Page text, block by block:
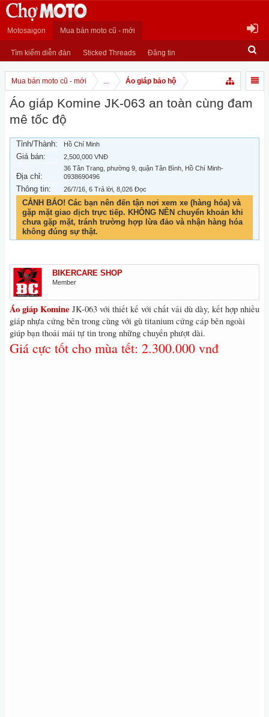
Motosaigon Mua bán moto cũ - mới
Tìm kiếm diễn đàn Sticked Threads Đăng tin
Mua bán moto cũ - mới ... Áo giáp bảo hộ
Áo giáp Komine JK-063 an toàn cùng đam
mê tốc độ
Tỉnh/Thành: Hồ Chí Minh
Giá bán: 2,500,000 VNĐ
Địa chỉ:
36 Tân Trang, phường 9, quận Tân Bình, Hồ Chí Minh-
0938690496
Thông tin: 26/7/16 , 6 Trả lời, 8,026 Đọc
CẢNH BÁO! Các bạn nên đến tận nơi xem xe (hàng hóa) và
gặp mặt giao dịch trực tiếp. KHÔNG NÊN chuyển khoản khi
chưa gặp mặt, tránh trường hợp lừa đảo và nhận hàng hóa
không đúng sự thật.
BIKERCARE SHOP
Member
Áo giáp Komine JK-063 với thiết kế với chất vải dù dày, kết hợp nhiều
giáp nhựa cứng bên trong cùng với gù titanium cứng cáp bên ngoài
giúp bạn thoải mái tự tin trong những chuyến phượt dài.
Giá cực tốt cho mùa tết: 2.300.000 vnđ